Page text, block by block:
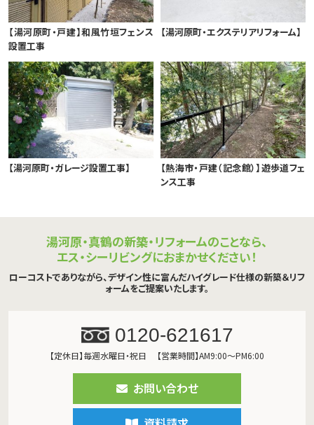
【湯河原町・戸建】和風竹垣フェンス
設置工事
【湯河原町・エクステリアリフォーム】
【湯河原町・ガレージ設置工事】
【熱海市・戸建（記念館）】遊歩道フェ
ンス工事
湯河原・真鶴の新築・リフォームのことなら、
エス・シーリビングにおまかせください！
ローコストでありながら、デザイン性に富んだハイグレード仕様の新築＆リフ
ォームをご提案いたします。
0120-621617
【定休日】毎週水曜日・祝日 【営業時間】AM9:00～PM6:00
お問い合わせ